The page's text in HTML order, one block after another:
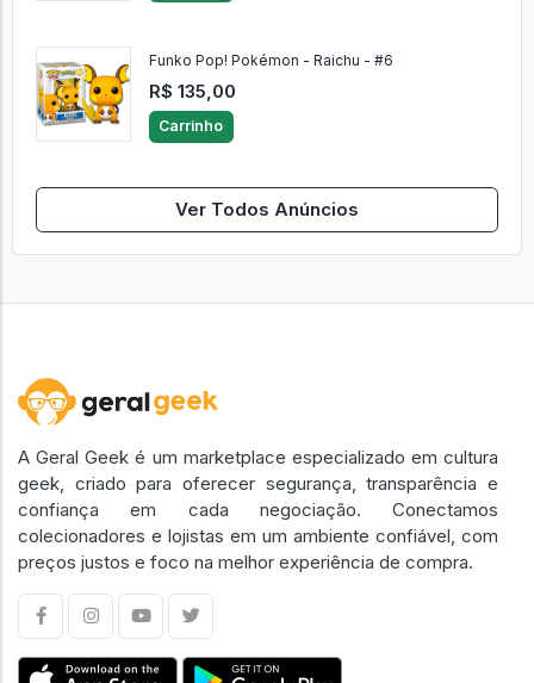
Funko Pop! Pokémon - Raichu - #6
R$ 135,00
Carrinho
Ver Todos Anúncios
A Geral Geek é um marketplace especializado em cultura
geek, criado para oferecer segurança, transparência e
confiança em cada negociação. Conectamos
colecionadores e lojistas em um ambiente confiável, com
preços justos e foco na melhor experiência de compra.